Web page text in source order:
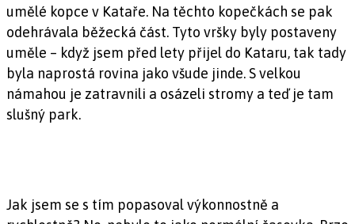
umělé kopce v Kataře. Na těchto kopečkách se pak
odehrávala běžecká část. Tyto vršky byly postaveny
uměle – když jsem před lety přijel do Kataru, tak tady
byla naprostá rovina jako všude jinde. S velkou
námahou je zatravnili a osázeli stromy a teď je tam
slušný park.
Jak jsem se s tím popasoval výkonnostně a